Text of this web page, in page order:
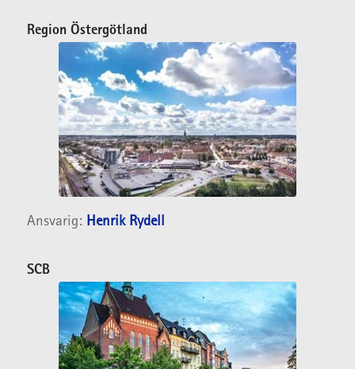
Region Östergötland
Ansvarig: Henrik Rydell
SCB